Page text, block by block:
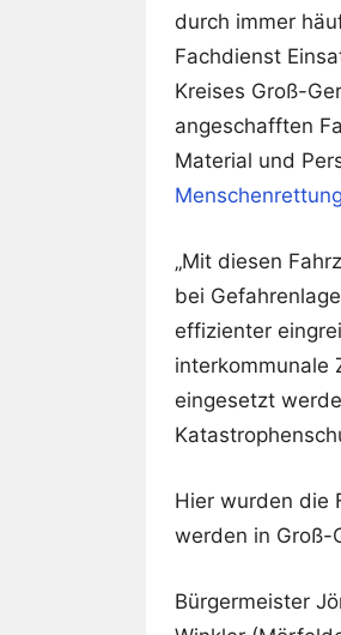
durch immer
Fachdienst
Kreises Groß-
angeschafften
Material und
Menschenrettung
„Mit diesen
bei
effizienter
interkommunale
eingesetzt
Hier wurden die
werden in Groß-
Bürgermeister